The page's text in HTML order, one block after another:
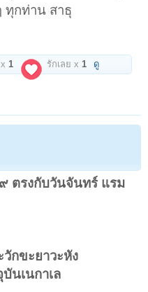
ทุกท่าน สาธุ
1 รักเลย x 1 ดู
ตรงกับวันจันทร์ แรม
กขะยาวะหัง
นเนกาเล